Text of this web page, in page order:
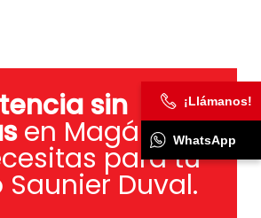
sin
en Magán
para tu
Duval.
¡Llámanos!
WhatsApp